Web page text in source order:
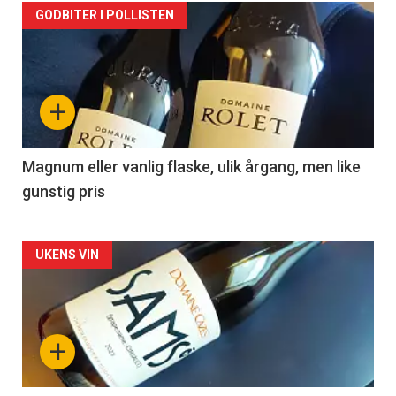
Forsiden
akkurat
nå
3
+
GODBITER I POLLISTEN
Magnum eller vanlig flaske, ulik årgang, men like
gunstig pris
Forsiden
akkurat
nå+
UKENS VIN